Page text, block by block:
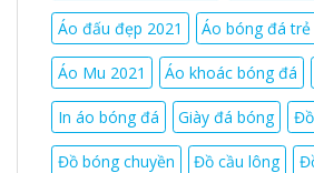
Áo đấu đẹp 2021 Áo bóng đá trẻ
Áo Mu 2021 Áo khoác bóng đá
In áo bóng đá Giày đá bóng
Đồ bóng chuyền Đồ cầu lông